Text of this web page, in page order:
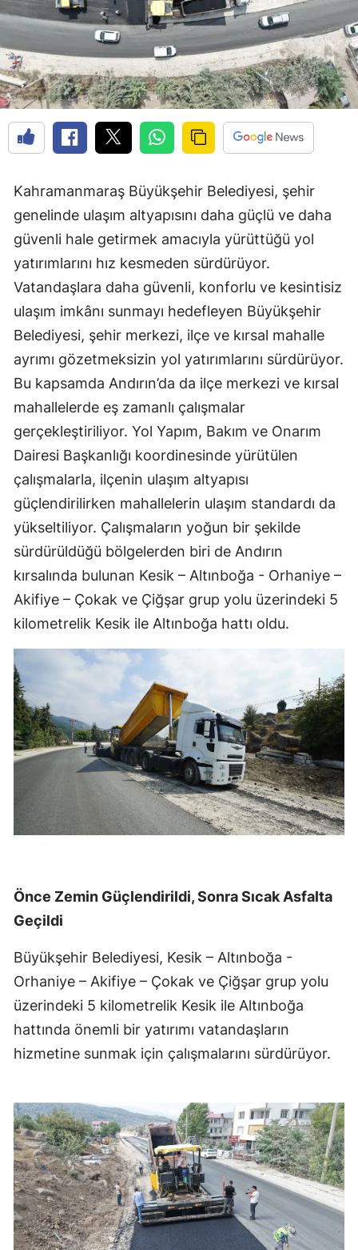
Kahramanmaraş Büyükşehir Belediyesi, şehir
genelinde ulaşım altyapısını daha güçlü ve daha
güvenli hale getirmek amacıyla yürüttüğü yol
yatırımlarını hız kesmeden sürdürüyor.
Vatandaşlara daha güvenli, konforlu ve kesintisiz
ulaşım imkânı sunmayı hedefleyen Büyükşehir
Belediyesi, şehir merkezi, ilçe ve kırsal mahalle
ayrımı gözetmeksizin yol yatırımlarını sürdürüyor.
Bu kapsamda Andırın’da da ilçe merkezi ve kırsal
mahallelerde eş zamanlı çalışmalar
gerçekleştiriliyor. Yol Yapım, Bakım ve Onarım
Dairesi Başkanlığı koordinesinde yürütülen
çalışmalarla, ilçenin ulaşım altyapısı
güçlendirilirken mahallelerin ulaşım standardı da
yükseltiliyor. Çalışmaların yoğun bir şekilde
sürdürüldüğü bölgelerden biri de Andırın
kırsalında bulunan Kesik – Altınboğa - Orhaniye –
Akifiye – Çokak ve Çiğşar grup yolu üzerindeki 5
kilometrelik Kesik ile Altınboğa hattı oldu.
Önce Zemin Güçlendirildi, Sonra Sıcak Asfalta
Geçildi
Büyükşehir Belediyesi, Kesik – Altınboğa -
Orhaniye – Akifiye – Çokak ve Çiğşar grup yolu
üzerindeki 5 kilometrelik Kesik ile Altınboğa
hattında önemli bir yatırımı vatandaşların
hizmetine sunmak için çalışmalarını sürdürüyor.